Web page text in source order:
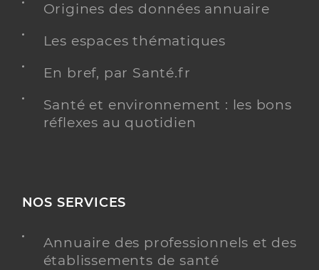
Origines des données annuaire
Les espaces thématiques
En bref, par Santé.fr
Santé et environnement : les bons
réflexes au quotidien
NOS SERVICES
Annuaire des professionnels et des
établissements de santé